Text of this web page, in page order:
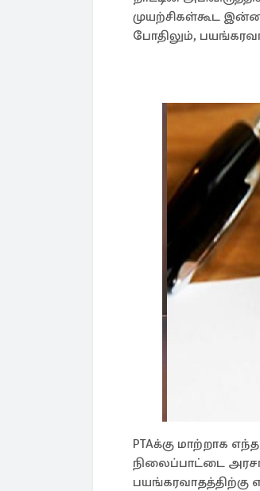
முயற்சிகள்கூட
போதிலும்,
PTAக்கு மாற்றாக
நிலைப்பாட்டை
பயங்கரவாதத்திற்கு